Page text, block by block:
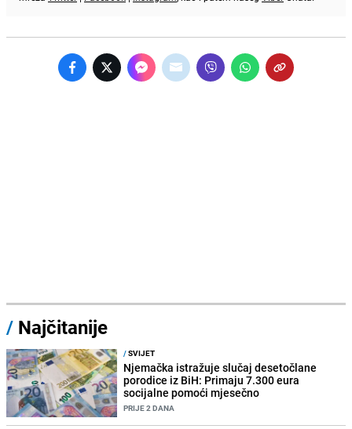
/ Najčitanije
/SVIJET
Njemačka istražuje slučaj desetočlane
porodice iz BiH: Primaju 7.300 eura
socijalne pomoći mjesečno
PRIJE 2 DANA